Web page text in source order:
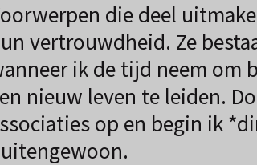
die deel
vertrouwdheid. Ze
ik de tijd neem om
nieuw leven te leiden.
op en begin ik